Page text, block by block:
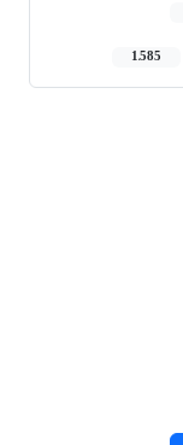
1,585